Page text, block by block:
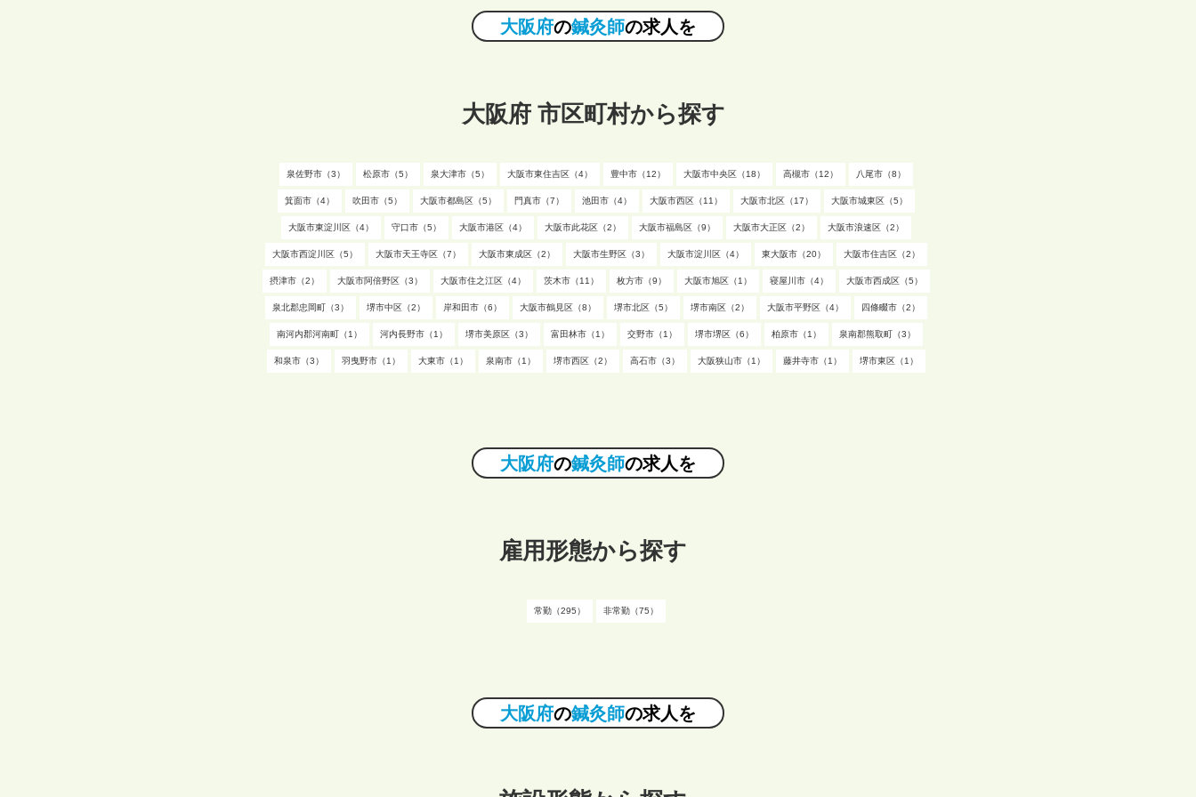
大阪府の鍼灸師の求人を
大阪府 市区町村から探す
泉佐野市（3） 松原市（5） 泉大津市（5） 大阪市東住吉区（4） 豊中市（12） 大阪市中央区（18） 高槻市（12） 八尾市（8）
箕面市（4） 吹田市（5） 大阪市都島区（5） 門真市（7） 池田市（4） 大阪市西区（11） 大阪市北区（17） 大阪市城東区（5）
大阪市東淀川区（4） 守口市（5） 大阪市港区（4） 大阪市此花区（2） 大阪市福島区（9） 大阪市大正区（2） 大阪市浪速区（2）
大阪市西淀川区（5） 大阪市天王寺区（7） 大阪市東成区（2） 大阪市生野区（3） 大阪市淀川区（4） 東大阪市（20） 大阪市住吉区（2）
摂津市（2） 大阪市阿倍野区（3） 大阪市住之江区（4） 茨木市（11） 枚方市（9） 大阪市旭区（1） 寝屋川市（4） 大阪市西成区（5）
泉北郡忠岡町（3） 堺市中区（2） 岸和田市（6） 大阪市鶴見区（8） 堺市北区（5） 堺市南区（2） 大阪市平野区（4） 四條畷市（2）
南河内郡河南町（1） 河内長野市（1） 堺市美原区（3） 富田林市（1） 交野市（1） 堺市堺区（6） 柏原市（1） 泉南郡熊取町（3）
和泉市（3） 羽曳野市（1） 大東市（1） 泉南市（1） 堺市西区（2） 高石市（3） 大阪狭山市（1） 藤井寺市（1） 堺市東区（1）
大阪府の鍼灸師の求人を
雇用形態から探す
常勤（295） 非常勤（75）
大阪府の鍼灸師の求人を